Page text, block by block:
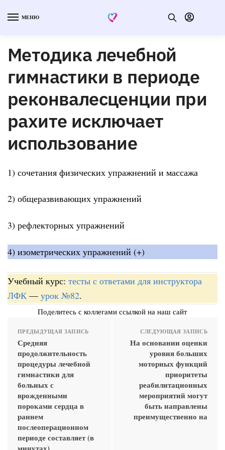
МЕНЮ
Методика лечебной
гимнастики в периоде
реконвалесценции при
рахите исключает
использование
1) сочетания физических упражнений и массажа
2) общеразвивающих упражнений
3) рефлекторных упражнений
4) изометрических упражнений (+)
Учебный курс: тесты с ответами для инструктора
ЛФК — урок №82.
Поделитесь с коллегами ссылкой на наш сайт
ПРЕДЫДУЩАЯ ЗАПИСЬ
Средняя
продолжительность
процедуры лечебной
гимнастики для
больных с
врожденными
пороками сердца в
раннем
послеоперационном
периоде составляет (в
СЛЕДУЮЩАЯ ЗАПИСЬ
На основании оценки
уровня больших
моторных функций
приоритеты
реабилитационных
мероприятий могут
быть направлены
преимущественно на